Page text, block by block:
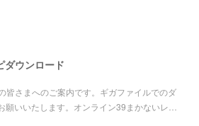
ウンロード
皆さまへのご案内です。ギガファイルでのダ
願いいたします。オンライン39まかないレ…